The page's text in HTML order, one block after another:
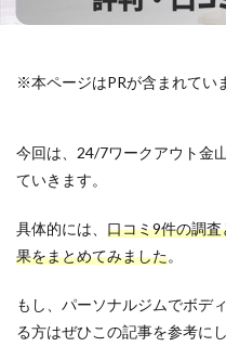
※本ページはPRが含まれてい
今回は、24/7ワークアウト金
ていきます。
具体的には、 口コミ9件の調
果をまとめてみました。
もし、パーソナルジムでボデ
る方はぜひこの記事を参考に